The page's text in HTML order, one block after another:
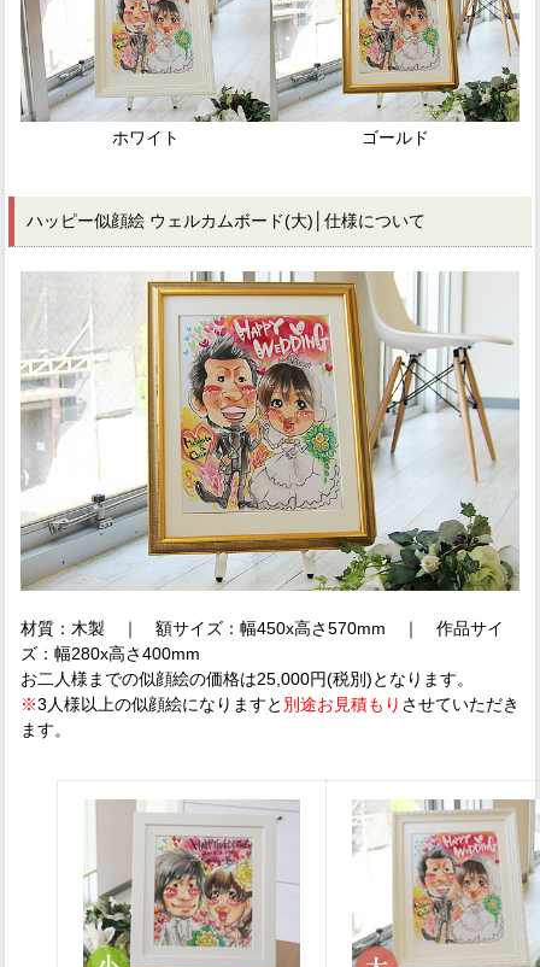
ホワイト ゴールド
ハッピー似顔絵 ウェルカムボード(大)│仕様について
材質：木製 ｜ 額サイズ：幅450x高さ570mm ｜ 作品サイ
ズ：幅280x高さ400mm
お二人様までの似顔絵の価格は25,000円(税別)となります。
※3人様以上の似顔絵になりますと 別途お見積もり させていただき
ます。